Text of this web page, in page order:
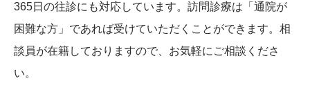
365日の往診にも対応しています。訪問診療は「通院が
困難な方」であれば受けていただくことができます。相
談員が在籍しておりますので、お気軽にご相談くださ
い。